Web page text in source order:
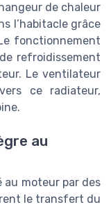
de chaleur
l’habitacle grâce
fonctionnement
refroidissement
Le ventilateur
ce radiateur,
au
au moteur par des
le transfert du